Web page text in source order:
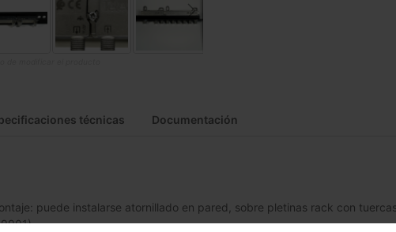
técnicas Documentación
puede instalarse atornillado en pared, sobre pletinas rack con